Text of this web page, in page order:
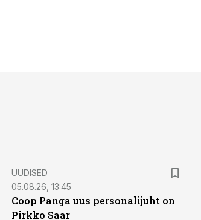
UUDISED
05.08.26, 13:45
Coop Panga uus personalijuht on
Pirkko Saar